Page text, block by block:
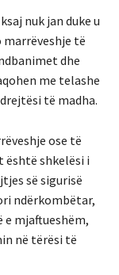
nuk jan duke u
marrëveshje të
dhe
me telashe
të madha.
ose të
është shkelësi i
së sigurisë
ndërkombëtar,
e mjaftueshëm,
në tërësi të